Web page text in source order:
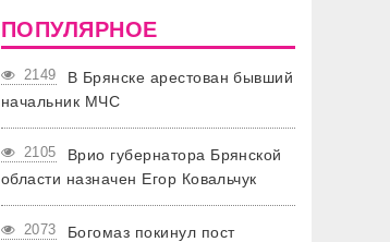
ПОПУЛЯРНОЕ
2149
В Брянске арестован бывший
начальник МЧС
2105
Врио губернатора Брянской
области назначен Егор Ковальчук
2073
Богомаз покинул пост